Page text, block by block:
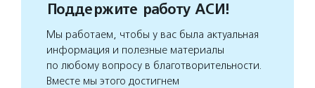
Поддержите работу АСИ!
Мы работаем, чтобы у вас была актуальная
информация и полезные материалы
по любому вопросу в благотворительности.
Вместе мы этого достигнем